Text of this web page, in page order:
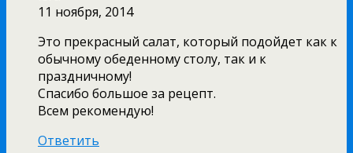
11 ноября, 2014
Это прекрасный салат, который подойдет как к
обычному обеденному столу, так и к
праздничному!
Спасибо большое за рецепт.
Всем рекомендую!
Ответить